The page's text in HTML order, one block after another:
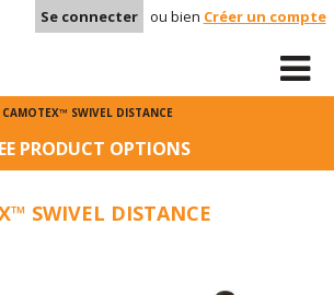
Se connecter ou bien Créer un compte
SWIVEL DISTANCE
PRODUCT OPTIONS
SWIVEL DISTANCE